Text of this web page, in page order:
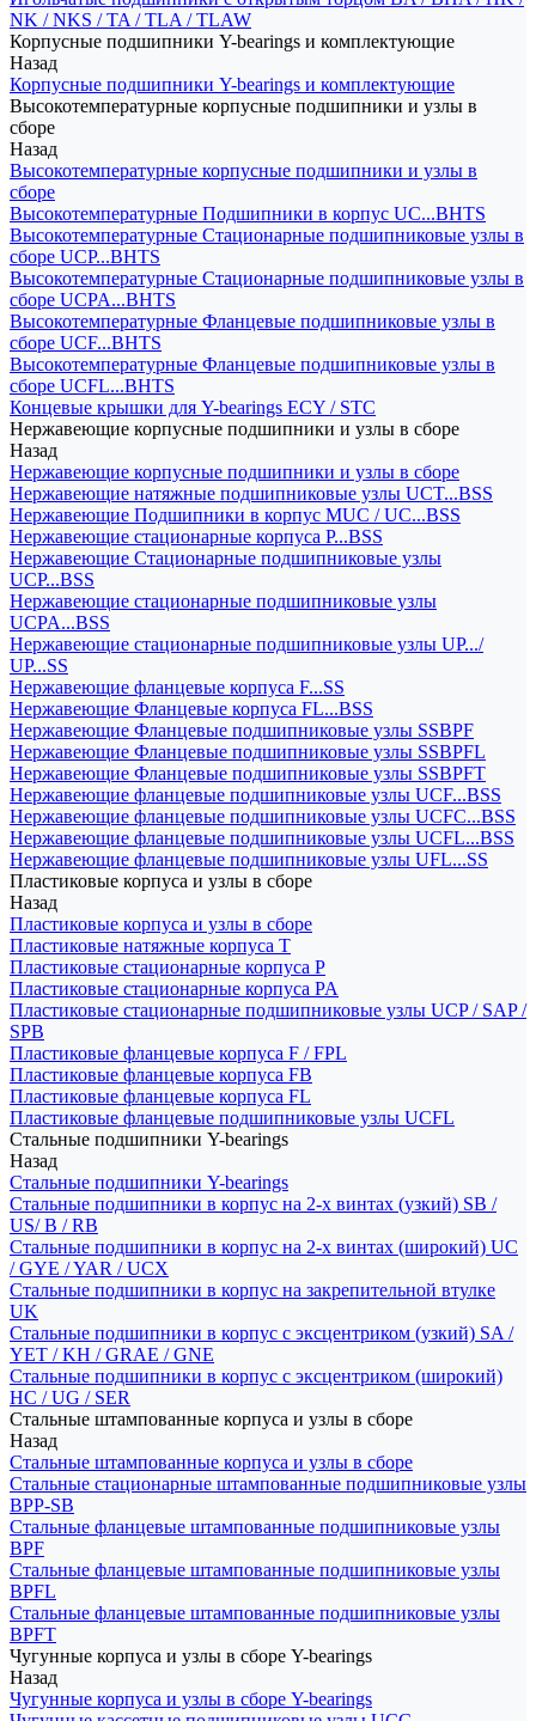
NK / NKS / TA / TLA / TLAW
Корпусные подшипники Y-bearings и комплектующие
Назад
Корпусные подшипники Y-bearings и комплектующие
Высокотемпературные корпусные подшипники и узлы в
сборе
Назад
Высокотемпературные корпусные подшипники и узлы в
сборе
Высокотемпературные Подшипники в корпус UC...BHTS
Высокотемпературные Стационарные подшипниковые узлы в
сборе UCP...BHTS
Высокотемпературные Стационарные подшипниковые узлы в
сборе UCPA...BHTS
Высокотемпературные Фланцевые подшипниковые узлы в
сборе UCF...BHTS
Высокотемпературные Фланцевые подшипниковые узлы в
сборе UCFL...BHTS
Концевые крышки для Y-bearings ECY / STC
Нержавеющие корпусные подшипники и узлы в сборе
Назад
Нержавеющие корпусные подшипники и узлы в сборе
Нержавеющие натяжные подшипниковые узлы UCT...BSS
Нержавеющие Подшипники в корпус MUC / UC...BSS
Нержавеющие стационарные корпуса P...BSS
Нержавеющие Стационарные подшипниковые узлы
UCP...BSS
Нержавеющие стационарные подшипниковые узлы
UCPA...BSS
Нержавеющие стационарные подшипниковые узлы UP.../
UP...SS
Нержавеющие фланцевые корпуса F...SS
Нержавеющие Фланцевые корпуса FL...BSS
Нержавеющие Фланцевые подшипниковые узлы SSBPF
Нержавеющие Фланцевые подшипниковые узлы SSBPFL
Нержавеющие Фланцевые подшипниковые узлы SSBPFT
Нержавеющие фланцевые подшипниковые узлы UCF...BSS
Нержавеющие фланцевые подшипниковые узлы UCFC...BSS
Нержавеющие фланцевые подшипниковые узлы UCFL...BSS
Нержавеющие фланцевые подшипниковые узлы UFL...SS
Пластиковые корпуса и узлы в сборе
Назад
Пластиковые корпуса и узлы в сборе
Пластиковые натяжные корпуса T
Пластиковые стационарные корпуса P
Пластиковые стационарные корпуса PA
Пластиковые стационарные подшипниковые узлы UCP / SAP /
SPB
Пластиковые фланцевые корпуса F / FPL
Пластиковые фланцевые корпуса FB
Пластиковые фланцевые корпуса FL
Пластиковые фланцевые подшипниковые узлы UCFL
Стальные подшипники Y-bearings
Назад
Стальные подшипники Y-bearings
Стальные подшипники в корпус на 2-х винтах (узкий) SB /
US/ B / RB
Стальные подшипники в корпус на 2-х винтах (широкий) UC
/ GYE / YAR / UCX
Стальные подшипники в корпус на закрепительной втулке
UK
Стальные подшипники в корпус с эксцентриком (узкий) SA /
YET / KH / GRAE / GNE
Стальные подшипники в корпус с эксцентриком (широкий)
HC / UG / SER
Стальные штампованные корпуса и узлы в сборе
Назад
Стальные штампованные корпуса и узлы в сборе
Стальные стационарные штампованные подшипниковые узлы
BPP-SB
Стальные фланцевые штампованные подшипниковые узлы
BPF
Стальные фланцевые штампованные подшипниковые узлы
BPFL
Стальные фланцевые штампованные подшипниковые узлы
BPFT
Чугунные корпуса и узлы в сборе Y-bearings
Назад
Чугунные корпуса и узлы в сборе Y-bearings